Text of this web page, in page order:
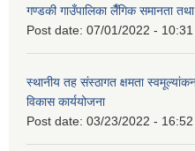
गण्डकी गाउँपालिका लैँगिक समानता
Post date: 07/01/2022 - 10:31
स्थानीय तह संस्ठागत क्षमता
विकास कार्ययोजना
Post date: 03/23/2022 - 16:52